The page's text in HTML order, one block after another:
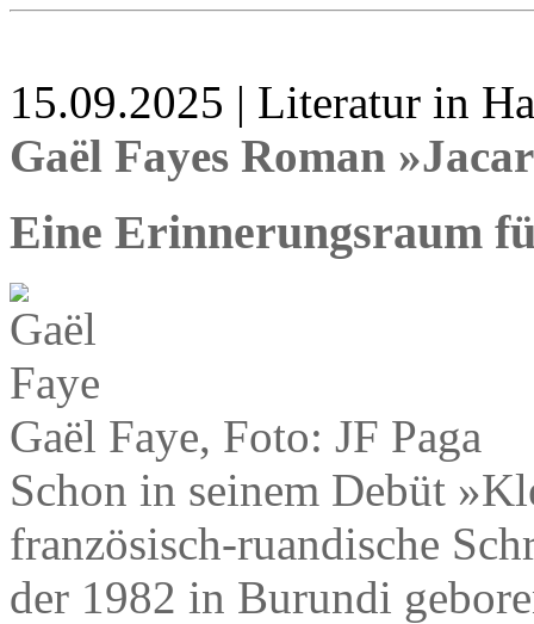
15.09.2025 | Literatur in
Gaël Fayes Roman
Eine Erinnerungsraum
Gaël Faye, Foto: JF Paga
Schon in seinem Debüt
französisch-ruandische
der 1982 in Burundi